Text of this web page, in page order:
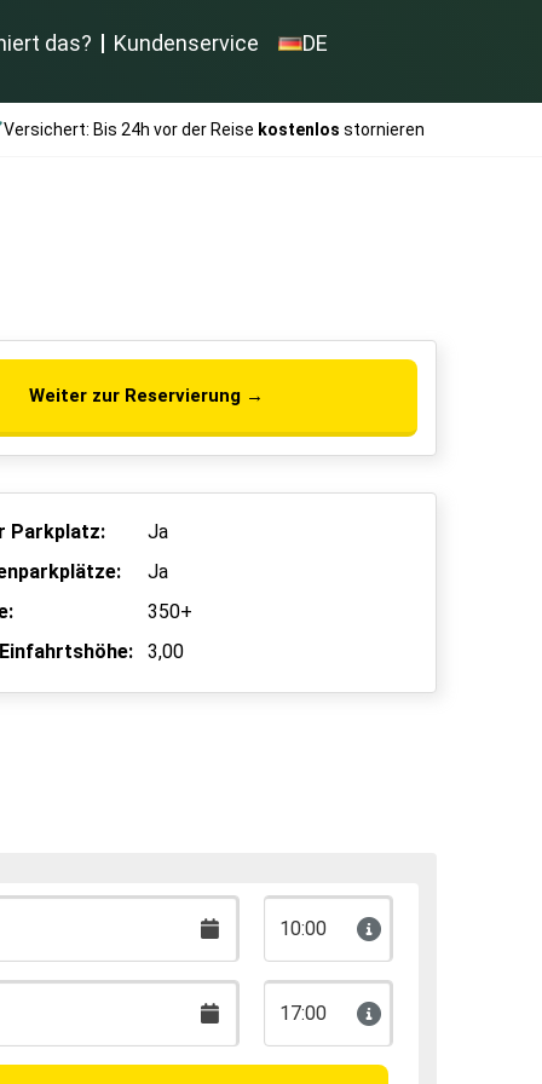
das? Kundenservice DE
Versichert: Bis 24h vor der Reise kostenlos stornieren
Weiter zur Reservierung →
Parkplatz:
Ja
Ja
350+
3,00
10:00
17:00